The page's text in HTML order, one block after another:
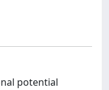
potential